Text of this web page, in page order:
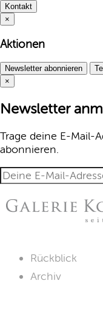
Kontakt
×
Aktionen
Newsletter abonnieren
×
Newsletter
Trage deine E-Mail-
abonnieren.
Rückblick
Archiv